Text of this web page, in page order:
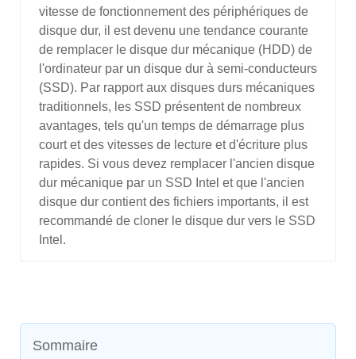
vitesse de fonctionnement des périphériques de
disque dur, il est devenu une tendance courante
de remplacer le disque dur mécanique (HDD) de
l'ordinateur par un disque dur à semi-conducteurs
(SSD). Par rapport aux disques durs mécaniques
traditionnels, les SSD présentent de nombreux
avantages, tels qu'un temps de démarrage plus
court et des vitesses de lecture et d'écriture plus
rapides. Si vous devez remplacer l'ancien disque
dur mécanique par un SSD Intel et que l'ancien
disque dur contient des fichiers importants, il est
recommandé de cloner le disque dur vers le SSD
Intel.
Sommaire